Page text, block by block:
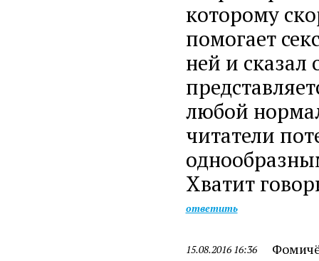
которому
помогает
ней и сказал
любой
читатели
Хватит
ответить
15.08.2016 16:36